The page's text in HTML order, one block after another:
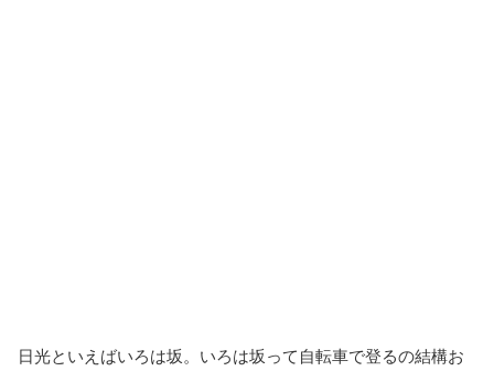
日光といえばいろは坂。いろは坂って自転車で登るの結構お